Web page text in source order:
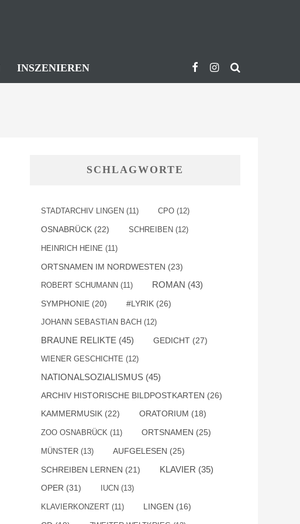
INSZENIEREN
SCHLAGWORTE
STADTARCHIV LINGEN (11) CPO (12)
OSNABRÜCK (22) SCHREIBEN (12)
HEINRICH HEINE (11)
ORTSNAMEN IM NORDWESTEN (23)
ROBERT SCHUMANN (11) ROMAN (43)
SYMPHONIE (20) #LYRIK (26)
JOHANN SEBASTIAN BACH (12)
BRAUNE RELIKTE (45) GEDICHT (27)
WIENER GESCHICHTE (12)
NATIONALSOZIALISMUS (45)
ARCHIV HISTORISCHE BILDPOSTKARTEN (26)
KAMMERMUSIK (22) ORATORIUM (18)
ZOO OSNABRÜCK (11) ORTSNAMEN (25)
MÜNSTER (13) AUFGELESEN (25)
SCHREIBEN LERNEN (21) KLAVIER (35)
OPER (31) IUCN (13)
KLAVIERKONZERT (11) LINGEN (16)